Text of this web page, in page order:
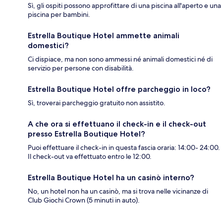
Sì, gli ospiti possono approfittare di una piscina all'aperto e una
piscina per bambini.
Estrella Boutique Hotel ammette animali
domestici?
Ci dispiace, ma non sono ammessi né animali domestici né di
servizio per persone con disabilità.
Estrella Boutique Hotel offre parcheggio in loco?
Sì, troverai parcheggio gratuito non assistito.
A che ora si effettuano il check-in e il check-out
presso Estrella Boutique Hotel?
Puoi effettuare il check-in in questa fascia oraria: 14:00- 24:00.
Il check-out va effettuato entro le 12:00.
Estrella Boutique Hotel ha un casinò interno?
No, un hotel non ha un casinò, ma si trova nelle vicinanze di
Club Giochi Crown (5 minuti in auto).